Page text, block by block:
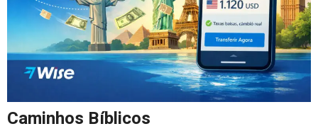
Caminhos Bíblicos